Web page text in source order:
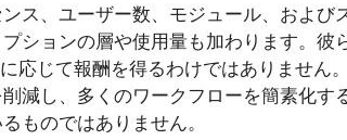
ス、ユーザー数、モジュール、および
ションの層や使用量も加わります。彼
応じて報酬を得るわけではありません
減し、多くのワークフローを簡素化す
ものではありません。